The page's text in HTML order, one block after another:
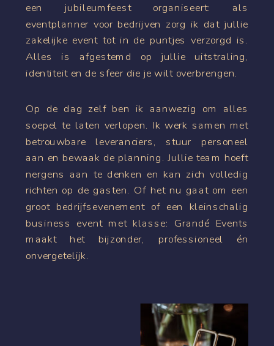
een jubileumfeest organiseert: als
eventplanner voor bedrijven zorg ik dat jullie
zakelijke event tot in de puntjes verzorgd is.
Alles is afgestemd op jullie uitstraling,
identiteit en de sfeer die je wilt overbrengen.
Op de dag zelf ben ik aanwezig om alles
soepel te laten verlopen. Ik werk samen met
betrouwbare leveranciers, stuur personeel
aan en bewaak de planning. Jullie team hoeft
nergens aan te denken en kan zich volledig
richten op de gasten. Of het nu gaat om een
groot bedrijfsevenement of een kleinschalig
business event met klasse: Grandé Events
maakt het bijzonder, professioneel én
onvergetelijk.